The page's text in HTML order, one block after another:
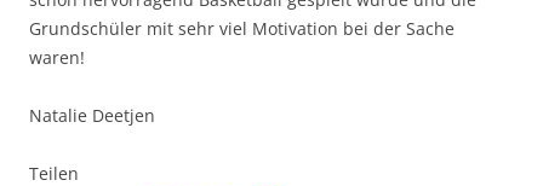
Grundschüler mit sehr viel Motivation bei der Sache
waren!
Natalie Deetjen
Teilen